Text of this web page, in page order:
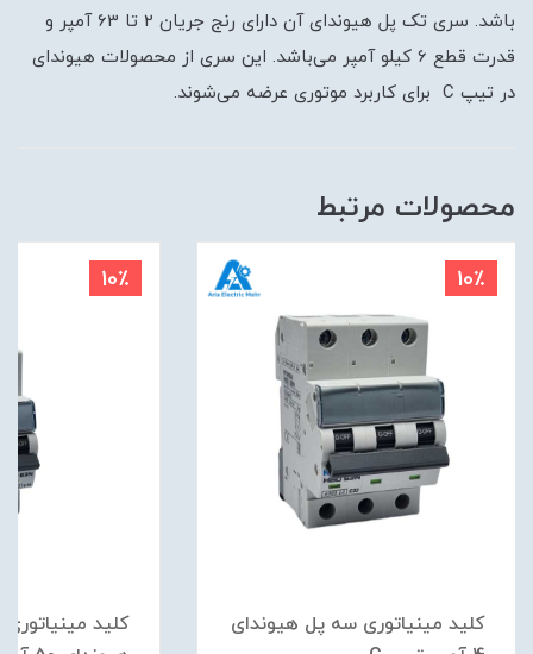
باشد. سری تک پل هیوندای آن دارای رنج جریان 2 تا 63 آمپر و
قدرت قطع 6 کیلو آمپر می‌باشد. این سری از محصولات هیوندای
در تیپ C برای کاربرد موتوری عرضه می‌شوند.
محصولات مرتبط
10٪
کلید مینیاتوری سه پل هیوندای
10٪
کلید